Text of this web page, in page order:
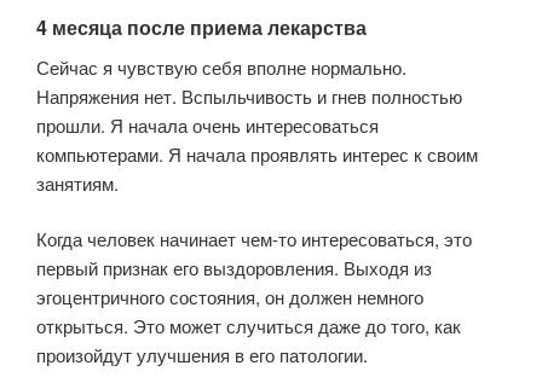
4 месяца после приема лекарства
Сейчас я чувствую себя вполне нормально.
Напряжения нет. Вспыльчивость и гнев полностью
прошли. Я начала очень интересоваться
компьютерами. Я начала проявлять интерес к своим
занятиям.
Когда человек начинает чем-то интересоваться, это
первый признак его выздоровления. Выходя из
эгоцентричного состояния, он должен немного
открыться. Это может случиться даже до того, как
произойдут улучшения в его патологии.